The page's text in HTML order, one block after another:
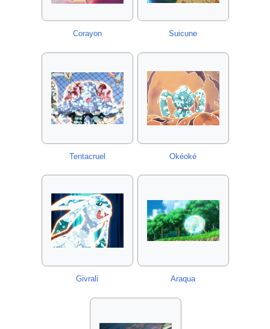
Corayon Suicune
Tentacruel Okéoké
Givrali Araqua